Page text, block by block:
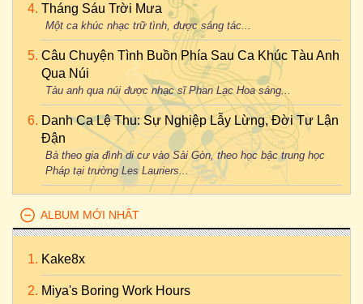
Tháng Sáu Trời Mưa
Một ca khúc nhạc trữ tình, được sáng tác...
Câu Chuyện Tình Buồn Phía Sau Ca Khúc Tàu Anh
Qua Núi
Tàu anh qua núi được nhạc sĩ Phan Lạc Hoa sáng...
Danh Ca Lệ Thu: Sự Nghiệp Lẫy Lừng, Đời Tư Lận
Đận
Bà theo gia đình di cư vào Sài Gòn, theo học bậc trung học
Pháp tại trường Les Lauriers...
ALBUM MỚI NHẤT
Kake8x
Miya's Boring Work Hours